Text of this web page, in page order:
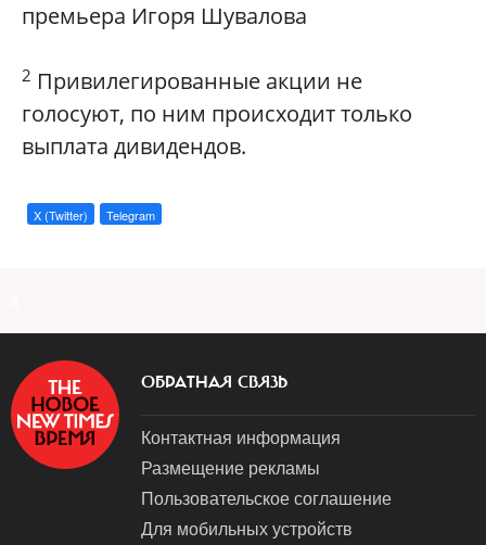
премьера Игоря Шувалова
2 Привилегированные акции не
голосуют, по ним происходит только
выплата дивидендов.
X (Twitter) Telegram
ОБРАТНАЯ СВЯЗЬ
Контактная информация
Размещение рекламы
Пользовательское соглашение
Для мобильных устройств